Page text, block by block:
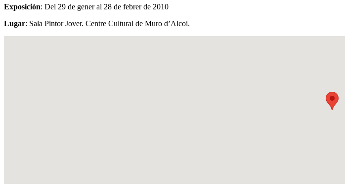
Exposición: Del 29 de gener al 28 de febrer de 2010
Lugar: Sala Pintor Jover. Centre Cultural de Muro d’Alcoi.